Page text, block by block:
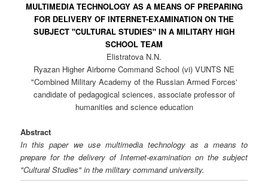
MULTIMEDIA TECHNOLOGY AS A MEANS OF PREPARING
FOR DELIVERY OF INTERNET-EXAMINATION ON THE
SUBJECT "CULTURAL STUDIES" IN A MILITARY HIGH
SCHOOL TEAM
Elistratova N.N.
Ryazan Higher Airborne Command School (vi) VUNTS NE
"Combined Military Academy of the Russian Armed Forces'
candidate of pedagogical sciences, associate professor of
humanities and science education
Abstract
In this paper we use multimedia technology as a means to
prepare for the delivery of Internet-examination on the subject
"Cultural Studies" in the military command university.